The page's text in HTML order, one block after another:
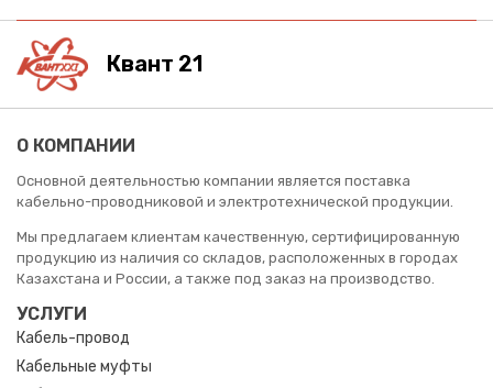
Квант 21
О КОМПАНИИ
Основной деятельностью компании является поставка
кабельно-проводниковой и электротехнической продукции.
Мы предлагаем клиентам качественную, сертифицированную
продукцию из наличия со складов, расположенных в городах
Казахстана и России, а также под заказ на производство.
УСЛУГИ
Кабель-провод
Кабельные муфты